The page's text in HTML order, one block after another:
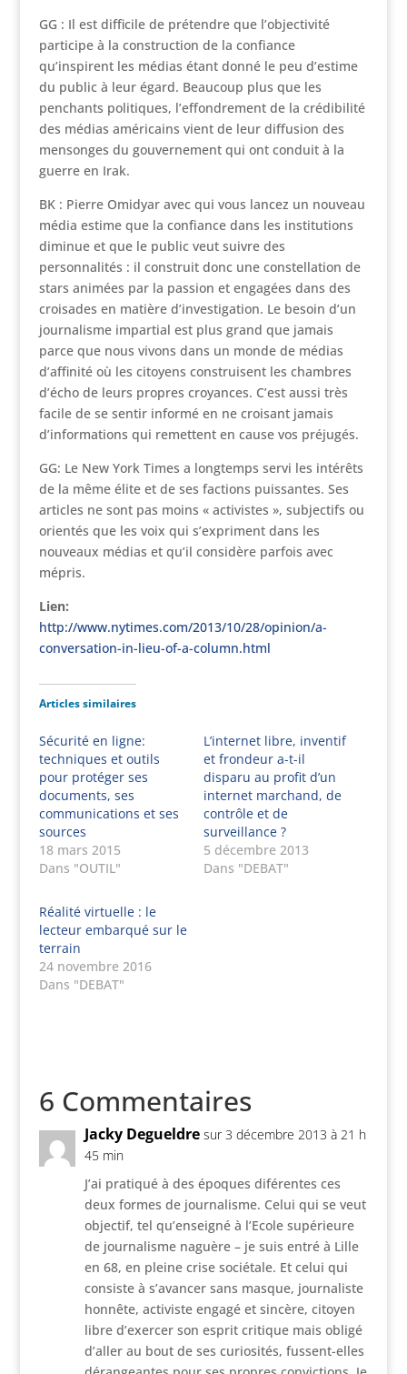
GG : Il est difficile de prétendre que l’objectivité
participe à la construction de la confiance
qu’inspirent les médias étant donné le peu d’estime
du public à leur égard. Beaucoup plus que les
penchants politiques, l’effondrement de la crédibilité
des médias américains vient de leur diffusion des
mensonges du gouvernement qui ont conduit à la
guerre en Irak.
BK : Pierre Omidyar avec qui vous lancez un nouveau
média estime que la confiance dans les institutions
diminue et que le public veut suivre des
personnalités : il construit donc une constellation de
stars animées par la passion et engagées dans des
croisades en matière d’investigation. Le besoin d’un
journalisme impartial est plus grand que jamais
parce que nous vivons dans un monde de médias
d’affinité où les citoyens construisent les chambres
d’écho de leurs propres croyances. C’est aussi très
facile de se sentir informé en ne croisant jamais
d’informations qui remettent en cause vos préjugés.
GG: Le New York Times a longtemps servi les intérêts
de la même élite et de ses factions puissantes. Ses
articles ne sont pas moins « activistes », subjectifs ou
orientés que les voix qui s’expriment dans les
nouveaux médias et qu’il considère parfois avec
mépris.
Lien:
http://www.nytimes.com/2013/10/28/opinion/a-
conversation-in-lieu-of-a-column.html
Articles similaires
Sécurité en ligne:
techniques et outils
pour protéger ses
documents, ses
communications et ses
sources
18 mars 2015
Dans "OUTIL"
L’internet libre, inventif
et frondeur a-t-il
disparu au profit d’un
internet marchand, de
contrôle et de
surveillance ?
5 décembre 2013
Dans "DEBAT"
Réalité virtuelle : le
lecteur embarqué sur le
terrain
24 novembre 2016
Dans "DEBAT"
6 Commentaires
Jacky Degueldre sur 3 décembre 2013 à 21 h
45 min
J’ai pratiqué à des époques diférentes ces
deux formes de journalisme. Celui qui se veut
objectif, tel qu’enseigné à l’Ecole supérieure
de journalisme naguère – je suis entré à Lille
en 68, en pleine crise sociétale. Et celui qui
consiste à s’avancer sans masque, journaliste
honnête, activiste engagé et sincère, citoyen
libre d’exercer son esprit critique mais obligé
d’aller au bout de ses curiosités, fussent-elles